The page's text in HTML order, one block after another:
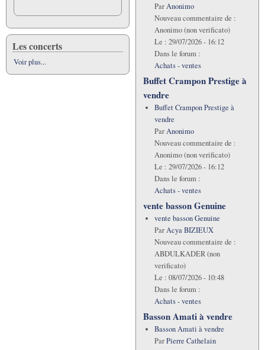
Les concerts
Voir plus...
ParAnonimo
Nouveau commentaire de :
Anonimo (non verificato)
Le : 29/07/2026 - 16:12
Dans le forum :
Achats - ventes
Buffet Crampon Prestige à
vendre
Buffet Crampon Prestige à
vendre
ParAnonimo
Nouveau commentaire de :
Anonimo (non verificato)
Le : 29/07/2026 - 16:12
Dans le forum :
Achats - ventes
vente basson Genuine
vente basson Genuine
ParAcya BIZIEUX
Nouveau commentaire de :
ABDULKADER (non
verificato)
Le : 08/07/2026 - 10:48
Dans le forum :
Achats - ventes
Basson Amati à vendre
Basson Amati à vendre
ParPierre Cathelain